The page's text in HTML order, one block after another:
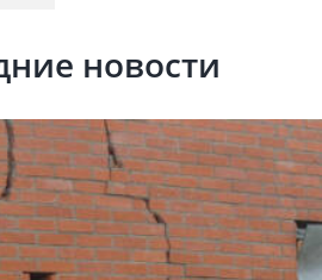
новости